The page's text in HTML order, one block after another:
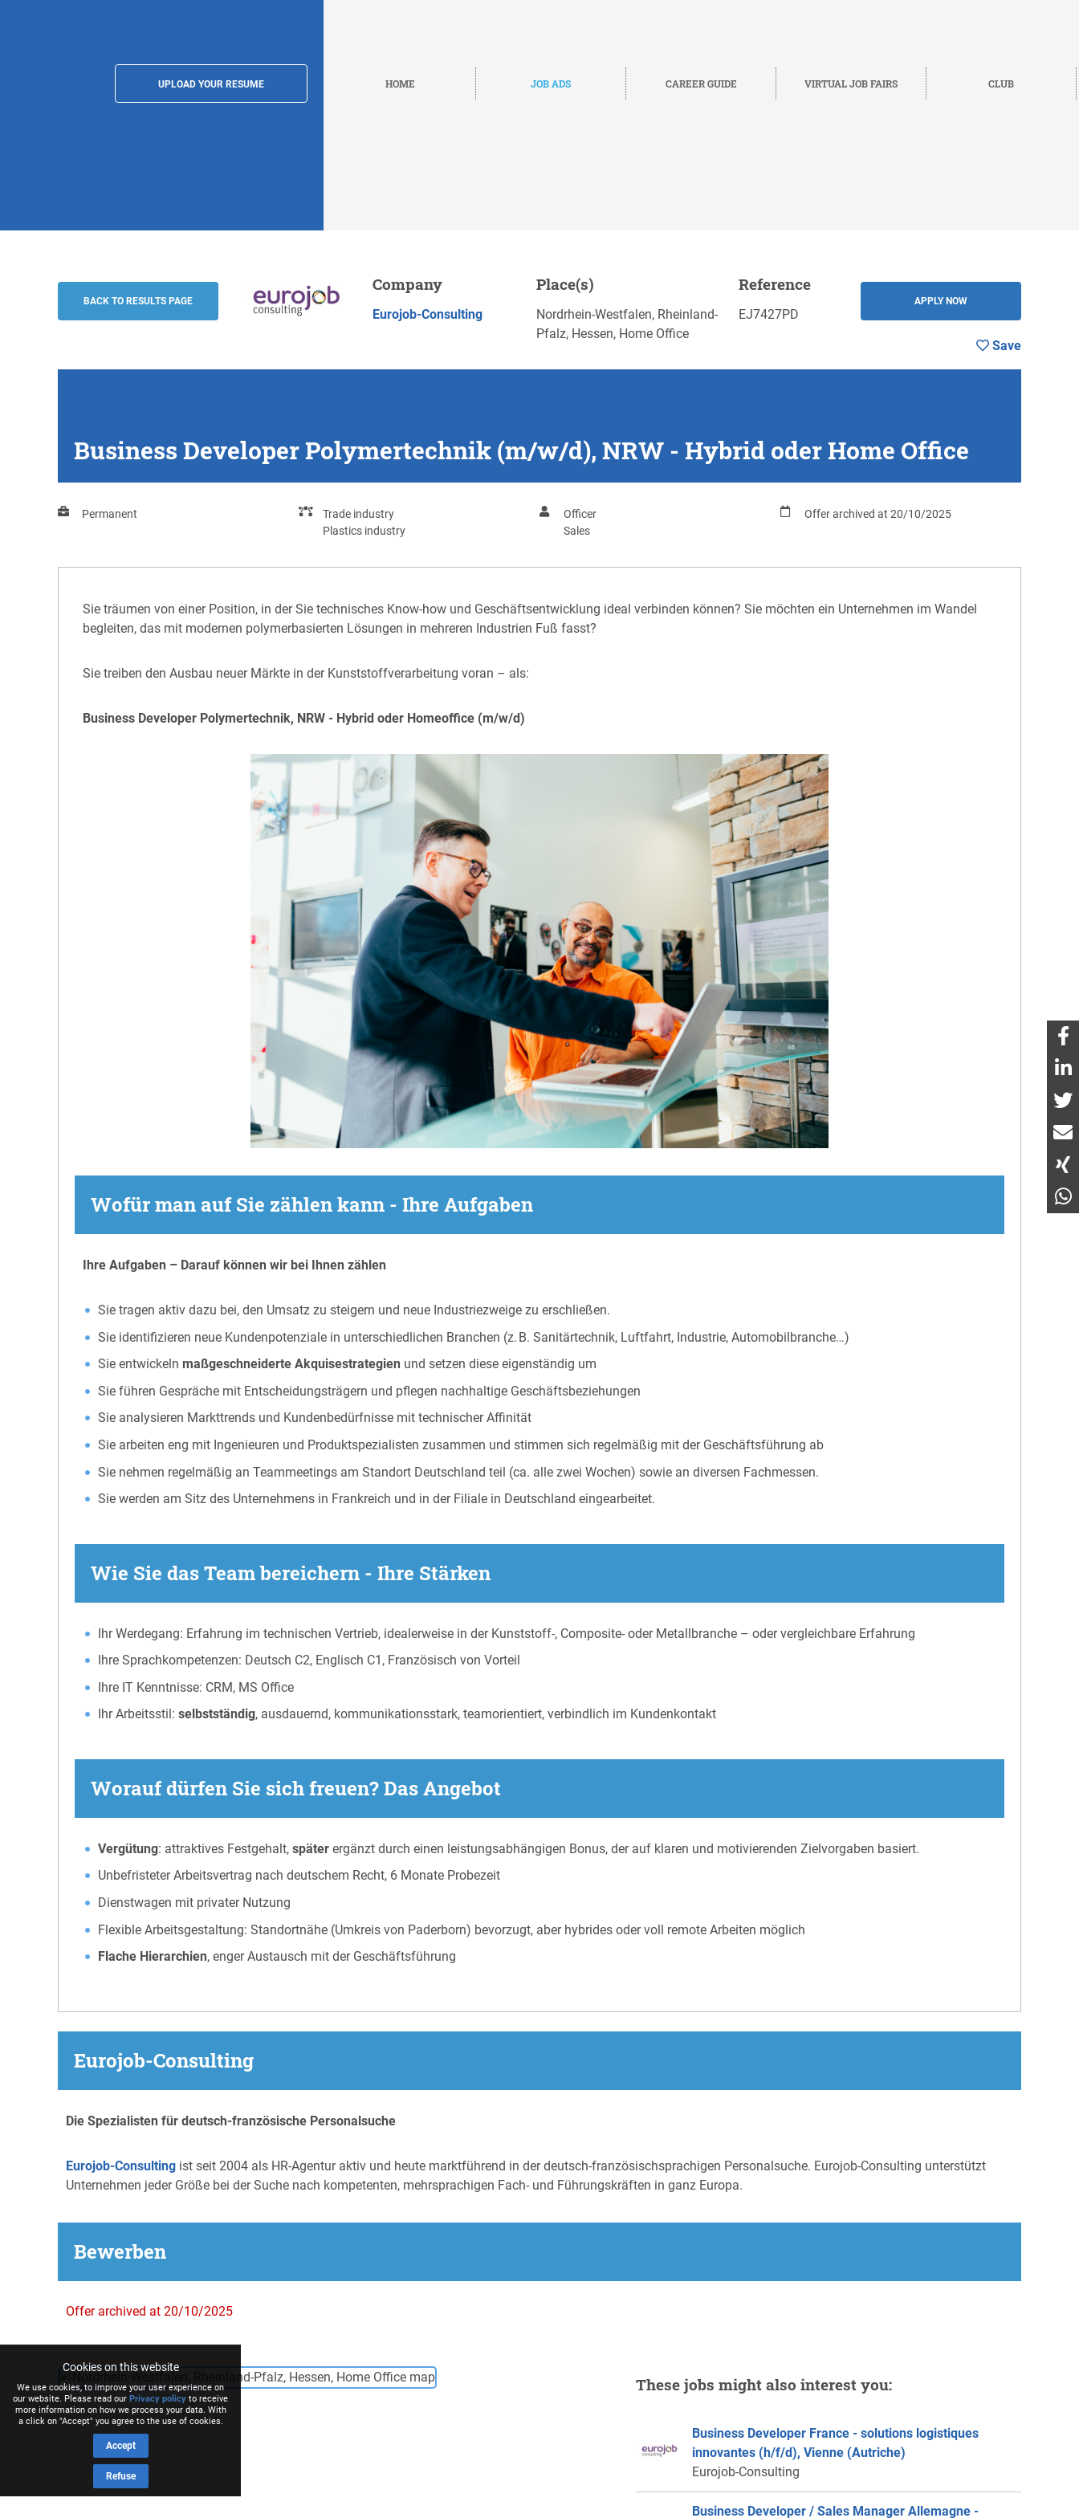
UPLOAD YOUR RESUME HOME JOB ADS CAREER GUIDE VIRTUAL JOB FAIRS CLUB
Eurojob-Consulting
APPLY NOW Save
BACK TO RESULTS PAGE
Company
Eurojob-Consulting
Place(s)
Nordrhein-Westfalen, Rheinland-
Pfalz, Hessen, Home Office
Reference
EJ7427PD
APPLY NOW
Save
Business Developer Polymertechnik (m/w/d), NRW - Hybrid oder Home Office
Permanent
Trade industry
Plastics industry
Officer
Sales
Offer archived at 20/10/2025
Sie träumen von einer Position, in der Sie technisches Know-how und Geschäftsentwicklung ideal verbinden können? Sie möchten ein Unternehmen im Wandel
begleiten, das mit modernen polymerbasierten Lösungen in mehreren Industrien Fuß fasst?
Sie treiben den Ausbau neuer Märkte in der Kunststoffverarbeitung voran – als:
Business Developer Polymertechnik, NRW - Hybrid oder Homeoffice (m/w/d)
Wofür man auf Sie zählen kann - Ihre Aufgaben
Ihre Aufgaben – Darauf können wir bei Ihnen zählen
Sie tragen aktiv dazu bei, den Umsatz zu steigern und neue Industriezweige zu erschließen.
Sie identifizieren neue Kundenpotenziale in unterschiedlichen Branchen (z. B. Sanitärtechnik, Luftfahrt, Industrie, Automobilbranche…)
Sie entwickeln maßgeschneiderte Akquisestrategien und setzen diese eigenständig um
Sie führen Gespräche mit Entscheidungsträgern und pflegen nachhaltige Geschäftsbeziehungen
Sie analysieren Markttrends und Kundenbedürfnisse mit technischer Affinität
Sie arbeiten eng mit Ingenieuren und Produktspezialisten zusammen und stimmen sich regelmäßig mit der Geschäftsführung ab
Sie nehmen regelmäßig an Teammeetings am Standort Deutschland teil (ca. alle zwei Wochen) sowie an diversen Fachmessen.
Sie werden am Sitz des Unternehmens in Frankreich und in der Filiale in Deutschland eingearbeitet.
Wie Sie das Team bereichern - Ihre Stärken
Ihr Werdegang: Erfahrung im technischen Vertrieb, idealerweise in der Kunststoff-, Composite- oder Metallbranche – oder vergleichbare Erfahrung
Ihre Sprachkompetenzen: Deutsch C2, Englisch C1, Französisch von Vorteil
Ihre IT Kenntnisse: CRM, MS Office
Ihr Arbeitsstil:selbstständig, ausdauernd, kommunikationsstark, teamorientiert, verbindlich im Kundenkontakt
Worauf dürfen Sie sich freuen? Das Angebot
Vergütung: attraktives Festgehalt,später ergänzt durch einen leistungsabhängigen Bonus, der auf klaren und motivierenden Zielvorgaben basiert.
Unbefristeter Arbeitsvertrag nach deutschem Recht, 6 Monate Probezeit
Dienstwagen mit privater Nutzung
Flexible Arbeitsgestaltung: Standortnähe (Umkreis von Paderborn) bevorzugt, aber hybrides oder voll remote Arbeiten möglich
Flache Hierarchien, enger Austausch mit der Geschäftsführung
Eurojob-Consulting
Die Spezialisten für deutsch-französische Personalsuche
Eurojob-Consulting ist seit 2004 als HR-Agentur aktiv und heute marktführend in der deutsch-französischsprachigen Personalsuche. Eurojob-Consulting unterstützt
Unternehmen jeder Größe bei der Suche nach kompetenten, mehrsprachigen Fach- und Führungskräften in ganz Europa.
Bewerben
Offer archived at 20/10/2025
These jobs might also interest you:
Business Developer France - solutions logistiques
innovantes (h/f/d), Vienne (Autriche)
Eurojob-Consulting
Business Developer / Sales Manager Allemagne -
Cookies on this website
We use cookies, to improve your user experience on
our website. Please read our Privacy policy to receive
more information on how we process your data. With
a click on "Accept" you agree to the use of cookies.
Accept
Refuse